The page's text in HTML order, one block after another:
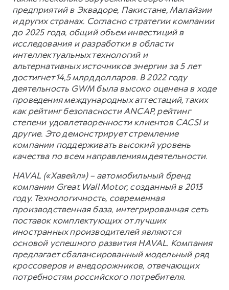
предприятий в Эквадоре, Пакистане, Малайзии
и других странах. Согласно стратегии компании
до 2025 года, общий объем инвестиций в
исследования и разработки в области
интеллектуальных технологий и
альтернативных источников энергии за 5 лет
достигнет 14,5 млрд долларов. В 2022 году
деятельность GWM была высоко оценена в ходе
проведения международных аттестаций, таких
как рейтинг безопасности ANCAP, рейтинг
степени удовлетворенности клиентов CACSI и
другие. Это демонстрирует стремление
компании поддерживать высокий уровень
качества по всем направлениям деятельности.
HAVAL («Хавейл») – автомобильный бренд
компании Great Wall Motor, созданный в 2013
году. Технологичность, современная
производственная база, интегрированная сеть
поставок комплектующих от лучших
иностранных производителей являются
основой успешного развития HAVAL. Компания
предлагает сбалансированный модельный ряд
кроссоверов и внедорожников, отвечающих
потребностям российского потребителя.